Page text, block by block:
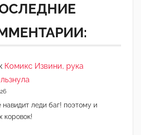
Комикс Извини, рука
леди баг! поэтому и
коровок!